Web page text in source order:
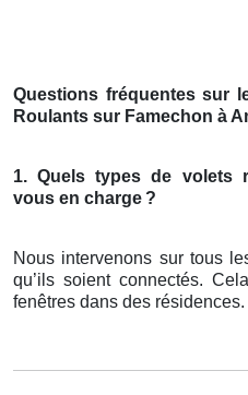
Questions fréquentes sur
Roulants sur Famechon à
1. Quels types de volets
vous en charge ?
Nous intervenons sur tous
qu’ils soient connectés.
fenêtres dans des résidences.